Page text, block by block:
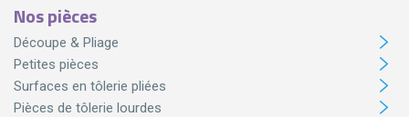
Nos pièces
Découpe & Pliage
Petites pièces
Surfaces en tôlerie pliées
Pièces de tôlerie lourdes